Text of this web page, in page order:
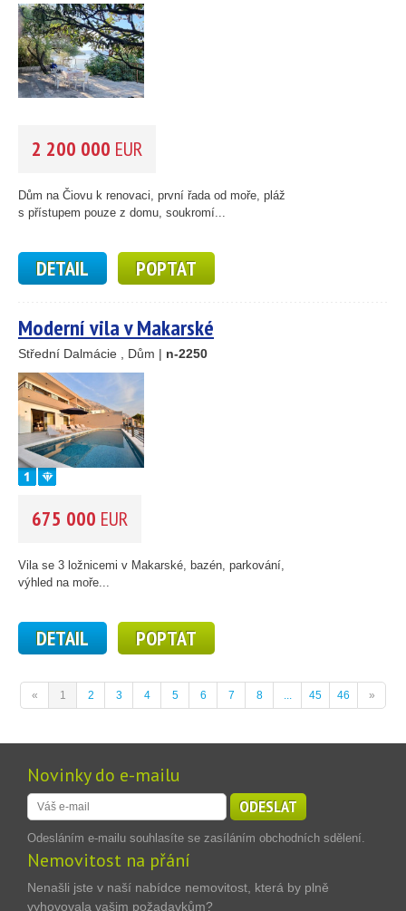
2 200 000 EUR
Dům na Čiovu k renovaci, první řada od moře, pláž
s přístupem pouze z domu, soukromí...
DETAIL POPTAT
Moderní vila v Makarské
Střední Dalmácie , Dům | n-2250
675 000 EUR
Vila se 3 ložnicemi v Makarské, bazén, parkování,
výhled na moře...
DETAIL POPTAT
« 1 2 3 4 5 6 7 8 45 46 »
Novinky do e-mailu
ODESLAT
Odesláním e-mailu souhlasíte se zasíláním obchodních sdělení.
Nemovitost na přání
Nenašli jste v naší nabídce nemovitost, která by plně
vyhovovala vašim požadavkům?